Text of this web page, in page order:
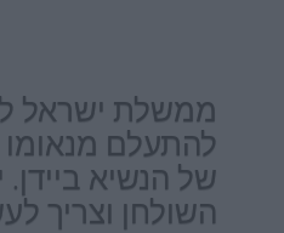
ממשלת ישראל
להתעלם
של הנשיא
השולחן וצריך